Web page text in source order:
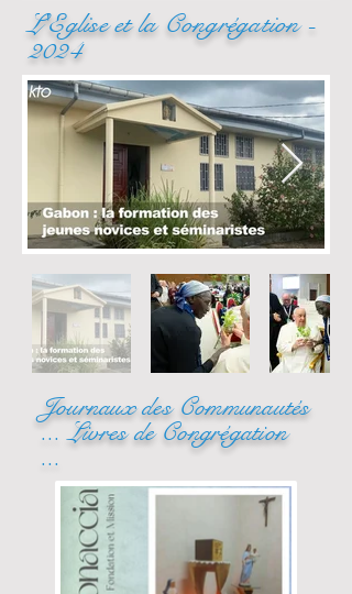
L'Eglise et la Congrégation -
2024
Journaux des Communautés
... Livres de Congrégation
...